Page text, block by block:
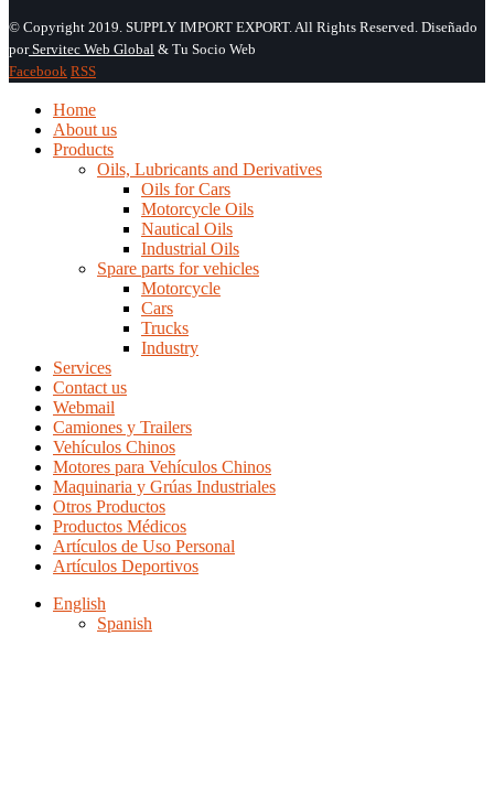
© Copyright 2019. SUPPLY IMPORT EXPORT. All Rights Reserved. Diseñado
porServitec Web Global & Tu Socio Web
Facebook RSS
Home
About us
Products
Oils, Lubricants and Derivatives
Oils for Cars
Motorcycle Oils
Nautical Oils
Industrial Oils
Spare parts for vehicles
Motorcycle
Cars
Trucks
Industry
Services
Contact us
Webmail
Camiones y Trailers
Vehículos Chinos
Motores para Vehículos Chinos
Maquinaria y Grúas Industriales
Otros Productos
Productos Médicos
Artículos de Uso Personal
Artículos Deportivos
English
Spanish